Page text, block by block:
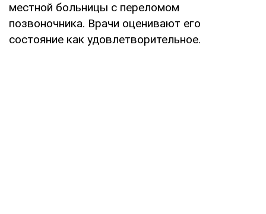
местной больницы с переломом
позвоночника. Врачи оценивают его
состояние как удовлетворительное.